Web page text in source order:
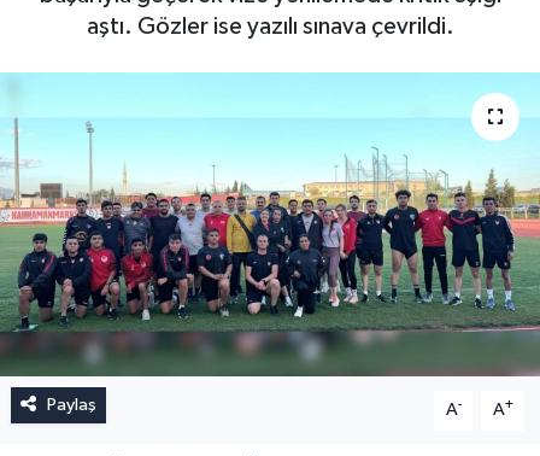
aştı. Gözler ise yazılı sınava çevrildi.
Paylaş A- A+